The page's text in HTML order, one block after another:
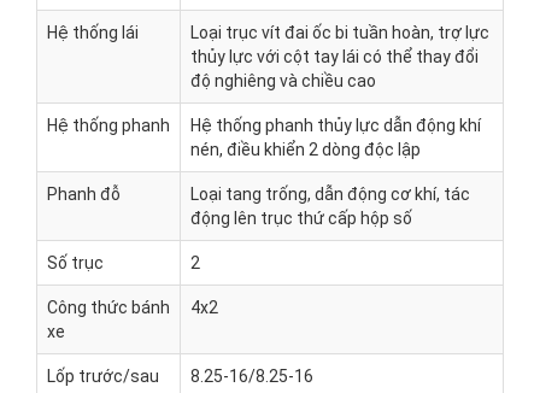
Hệ thống lái
Loại trục vít đai ốc bi tuần hoàn, trợ lực
thủy lực với cột tay lái có thể thay đổi
độ nghiêng và chiều cao
Hệ thống phanh
Hệ thống phanh thủy lực dẫn động khí
nén, điều khiển 2 dòng độc lập
Phanh đỗ
Loại tang trống, dẫn động cơ khí, tác
động lên trục thứ cấp hộp số
Số trục 2
Công thức bánh
xe
4x2
Lốp trước/sau 8.25-16/8.25-16